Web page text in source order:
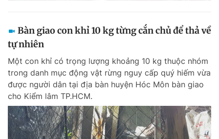
Bàn giao con khỉ 10 kg từng cắn chủ để thả về
tự nhiên
Một con khỉ có trọng lượng khoảng 10 kg thuộc nhóm
trong danh mục động vật rừng nguy cấp quý hiếm vừa
được người dân tại địa bàn huyện Hóc Môn bàn giao
cho Kiểm lâm TP.HCM.